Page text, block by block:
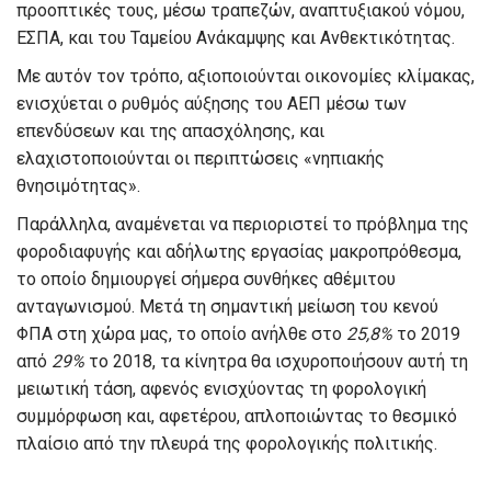
προοπτικές τους, μέσω τραπεζών, αναπτυξιακού νόμου,
ΕΣΠΑ, και του Ταμείου Ανάκαμψης και Ανθεκτικότητας.
Με αυτόν τον τρόπο, αξιοποιούνται οικονομίες κλίμακας,
ενισχύεται ο ρυθμός αύξησης του ΑΕΠ μέσω των
επενδύσεων και της απασχόλησης, και
ελαχιστοποιούνται οι περιπτώσεις «νηπιακής
θνησιμότητας».
Παράλληλα, αναμένεται να περιοριστεί το πρόβλημα της
φοροδιαφυγής και αδήλωτης εργασίας μακροπρόθεσμα,
το οποίο δημιουργεί σήμερα συνθήκες αθέμιτου
ανταγωνισμού. Μετά τη σημαντική μείωση του κενού
ΦΠΑ στη χώρα μας, το οποίο ανήλθε στο 25,8% το 2019
από 29% το 2018, τα κίνητρα θα ισχυροποιήσουν αυτή τη
μειωτική τάση, αφενός ενισχύοντας τη φορολογική
συμμόρφωση και, αφετέρου, απλοποιώντας το θεσμικό
πλαίσιο από την πλευρά της φορολογικής πολιτικής.